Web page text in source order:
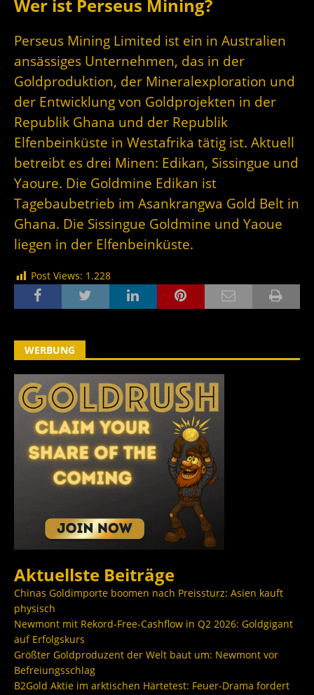
Wer ist Perseus Mining?
Perseus Mining Limited ist ein in Australien
ansässiges Unternehmen, das in der
Goldproduktion, der Mineralexploration und
der Entwicklung von Goldprojekten in der
Republik Ghana und der Republik
Elfenbeinküste in Westafrika tätig ist. Aktuell
betreibt es drei Minen: Edikan, Sissingue und
Yaoure. Die Goldmine Edikan ist
Tagebaubetrieb im Asankrangwa Gold Belt in
Ghana. Die Sissingue Goldmine und Yaoue
liegen in der Elfenbeinküste.
Post Views: 1.228
WERBUNG
Aktuellste Beiträge
Chinas Goldimporte boomen nach Preissturz: Asien kauft
physisch
Newmont mit Rekord-Free-Cashflow in Q2 2026: Goldgigant
auf Erfolgskurs
Größter Goldproduzent der Welt baut um: Newmont vor
Befreiungsschlag
B2Gold Aktie im arktischen Härtetest: Feuer-Drama fordert